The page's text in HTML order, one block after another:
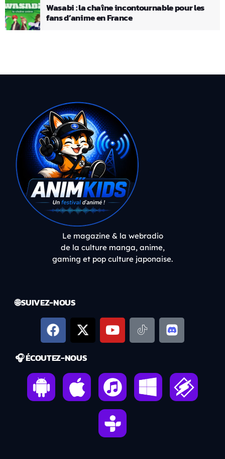
Wasabi : la chaîne incontournable pour les
fans d’anime en France
Le magazine & la webradio
de la culture manga, anime,
gaming et pop culture japonaise.
🌐 SUIVEZ-NOUS
🎧 ÉCOUTEZ-NOUS